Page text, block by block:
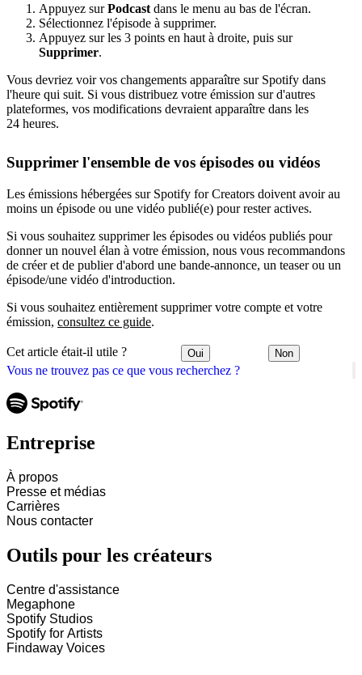
Vous ne trouvez pas ce que vous recherchez ?
Appuyez surPodcast dans le menu au bas de l'écran.
Sélectionnez l'épisode à supprimer.
Appuyez sur les 3 points en haut à droite, puis sur
Supprimer.
Vous devriez voir vos changements apparaître sur Spotify dans
l'heure qui suit. Si vous distribuez votre émission sur d'autres
plateformes, vos modifications devraient apparaître dans les
24 heures.
Supprimer l'ensemble de vos épisodes ou vidéos
Les émissions hébergées sur Spotify for Creators doivent avoir au
moins un épisode ou une vidéo publié(e) pour rester actives.
Si vous souhaitez supprimer les épisodes ou vidéos publiés pour
donner un nouvel élan à votre émission, nous vous recommandons
de créer et de publier d'abord une bande-annonce, un teaser ou un
épisode/une vidéo d'introduction.
Si vous souhaitez entièrement supprimer votre compte et votre
émission, consultez ce guide.
Cet article était-il utile ? Oui Non
Entreprise
À propos
Presse et médias
Carrières
Nous contacter
Outils pour les créateurs
Centre d'assistance
Megaphone
Spotify Studios
Spotify for Artists
Findaway Voices